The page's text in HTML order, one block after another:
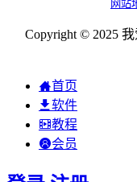
网站
Copyright © 2025
首页
软件
教程
会员